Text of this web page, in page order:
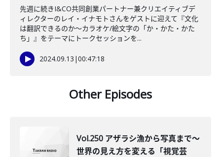
先週に続きI&CO共同創業パートナー兼クリエイティブデ
ィレクターのレイ・イナモトさんをゲストに迎えて『文化
は翻訳できるのか〜カラオケ/絵文字の「か・かた・かた
ち」』をテーマにトークセッションを...
2024.09.13 |00:47:18
Other Episodes
Vol.250 アザラシ漁から写真まで〜
世界の見え方を変える「視覚芸